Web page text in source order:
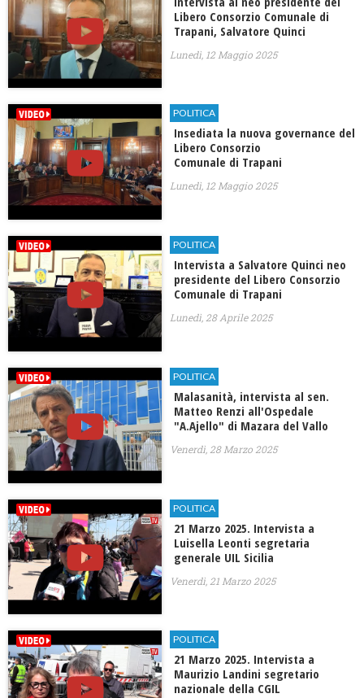
Libero Consorzio Comunale di
Trapani, Salvatore Quinci
Lunedì, 12 Maggio 2025
POLITICA
Insediata la nuova governance del
Libero Consorzio
Comunale di Trapani
Lunedì, 12 Maggio 2025
POLITICA
Intervista a Salvatore Quinci neo
presidente del Libero Consorzio
Comunale di Trapani
Lunedì, 28 Aprile 2025
POLITICA
Malasanità, intervista al sen.
Matteo Renzi all'Ospedale
"A.Ajello" di Mazara del Vallo
Venerdì, 28 Marzo 2025
POLITICA
21 Marzo 2025. Intervista a
Luisella Leonti segretaria
generale UIL Sicilia
Venerdì, 21 Marzo 2025
POLITICA
21 Marzo 2025. Intervista a
Maurizio Landini segretario
nazionale della CGIL